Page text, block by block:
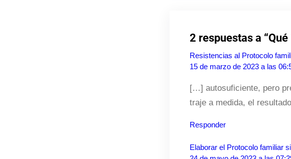
2 respuestas a
Resistencias al Protocolo
15 de marzo de 2023 a las
[…] autosuficiente, pero
traje a medida, el
Responder
Elaborar el Protocolo familiar